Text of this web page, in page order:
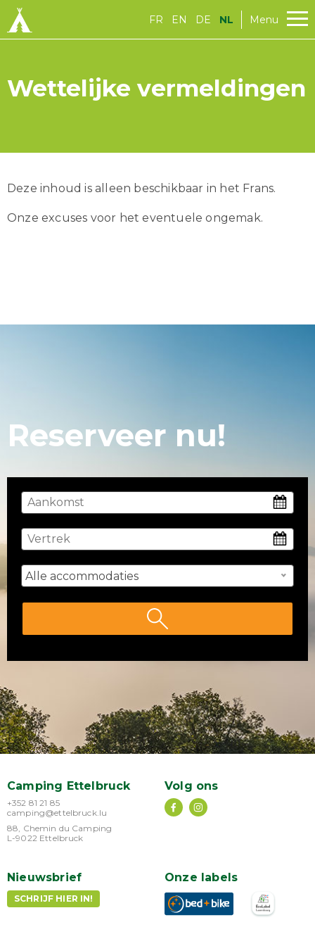
FR EN DE NL Menu
Wettelijke vermeldingen
Deze inhoud is alleen beschikbaar in het Frans.
Onze excuses voor het eventuele ongemak.
Reserveer nu!
Alle accommodaties
Camping Ettelbruck
+352 81 21 85
camping@ettelbruck.lu
88, Chemin du Camping
L-9022 Ettelbruck
Volg ons
Nieuwsbrief
SCHRIJF HIER IN!
Onze labels